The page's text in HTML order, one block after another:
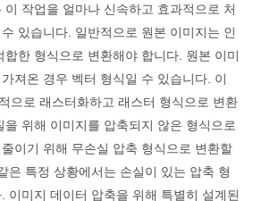
작업을 얼마나 신속하고 효과적으로 처
있습니다. 일반적으로 원본 이미지는 인
한 형식으로 변환해야 합니다. 원본 이미
져온 경우 벡터 형식일 수 있습니다. 이
으로 래스터화하고 래스터 형식으로 변환
위해 이미지를 압축되지 않은 형식으로
이기 위해 무손실 압축 형식으로 변환할
은 특정 상황에서는 손실이 있는 압축 형
이미지 데이터 압축을 위해 특별히 설계된